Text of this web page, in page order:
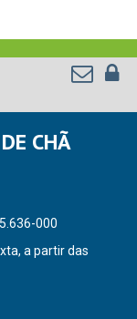
CHÃ
000
a partir das